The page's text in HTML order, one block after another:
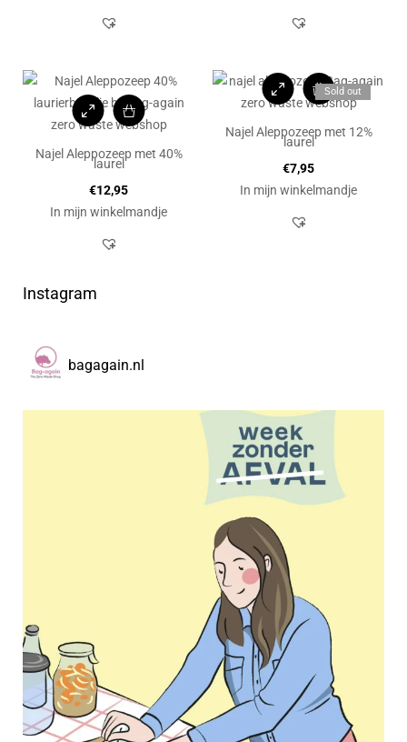
Najel Aleppozeep met 40%
laurel
€12,95
In mijn winkelmandje
Sold out
Najel Aleppozeep met 12%
laurel
€7,95
In mijn winkelmandje
Instagram
bagagain.nl